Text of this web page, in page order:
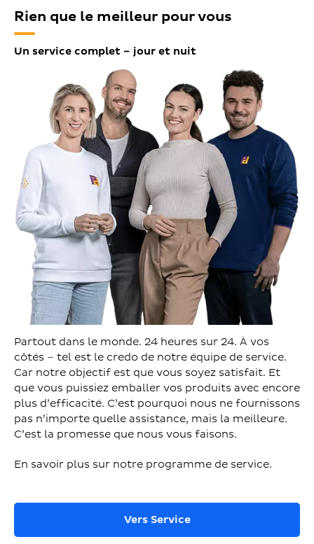
Rien que le meilleur pour vous
Un service complet – jour et nuit
Partout dans le monde. 24 heures sur 24. À vos
côtés – tel est le credo de notre équipe de service.
Car notre objectif est que vous soyez satisfait. Et
que vous puissiez emballer vos produits avec encore
plus d’efficacité. C’est pourquoi nous ne fournissons
pas n’importe quelle assistance, mais la meilleure.
C’est la promesse que nous vous faisons.
En savoir plus sur notre programme de service.
Vers Service